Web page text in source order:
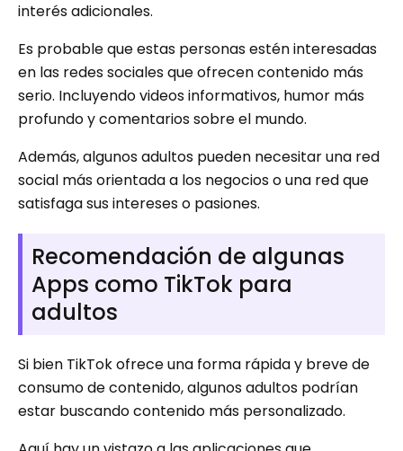
interés adicionales.
Es probable que estas personas estén interesadas
en las redes sociales que ofrecen contenido más
serio. Incluyendo videos informativos, humor más
profundo y comentarios sobre el mundo.
Además, algunos adultos pueden necesitar una red
social más orientada a los negocios o una red que
satisfaga sus intereses o pasiones.
Recomendación de algunas
Apps como TikTok para
adultos
Si bien TikTok ofrece una forma rápida y breve de
consumo de contenido, algunos adultos podrían
estar buscando contenido más personalizado.